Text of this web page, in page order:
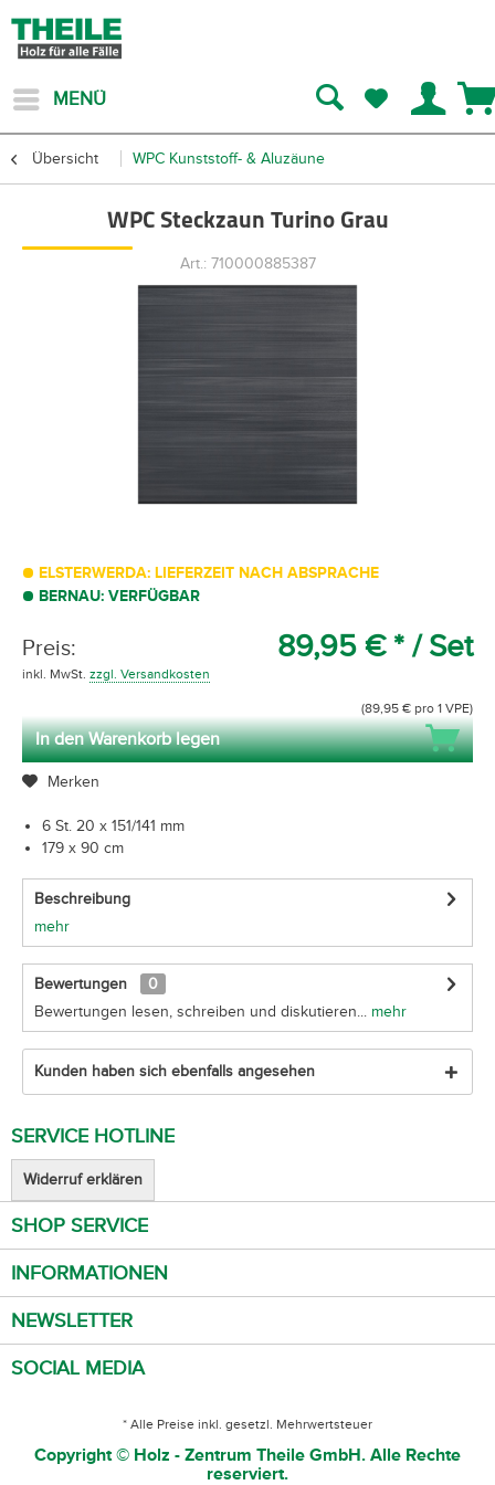
MENÜ
Übersicht WPC Kunststoff- & Aluzäune
WPC Steckzaun Turino Grau
Art.: 710000885387
ELSTERWERDA: LIEFERZEIT NACH ABSPRACHE
BERNAU: VERFÜGBAR
Preis: 89,95 € * / Set
inkl. MwSt. zzgl. Versandkosten
(89,95 € pro 1 VPE)
In den Warenkorb legen
Merken
6 St. 20 x 151/141 mm
179 x 90 cm
Beschreibung
mehr
Bewertungen
0
Bewertungen lesen, schreiben und diskutieren... mehr
Kunden haben sich ebenfalls angesehen
SERVICE HOTLINE
Widerruf erklären
SHOP SERVICE
INFORMATIONEN
NEWSLETTER
SOCIAL MEDIA
* Alle Preise inkl. gesetzl. Mehrwertsteuer
Copyright © Holz - Zentrum Theile GmbH. Alle Rechte
reserviert.